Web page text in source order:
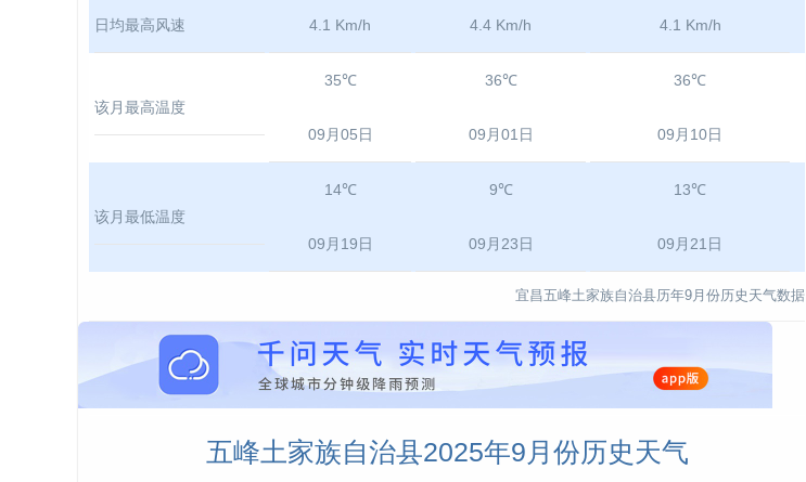
日均最高风速 4.1 Km/h 4.4 Km/h 4.1 Km/h
该月最高温度
35℃
09月05日
36℃
09月01日
36℃
09月10日
该月最低温度
14℃
09月19日
9℃
09月23日
13℃
09月21日
宜昌五峰土家族自治县历年9月份历史天气数据
五峰土家族自治县2025年9月份历史天气